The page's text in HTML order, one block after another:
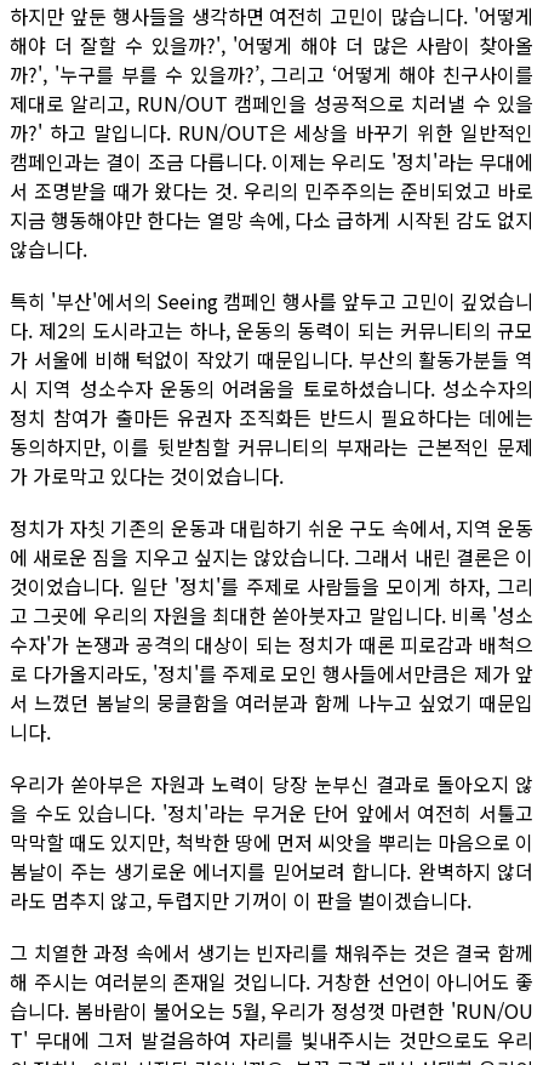
하지만 앞둔 행사들을 생각하면 여전히 고민이 많습니다. '어떻게
해야 더 잘할 수 있을까?', '어떻게 해야 더 많은 사람이 찾아올
까?', '누구를 부를 수 있을까?’, 그리고 ‘어떻게 해야 친구사이를
제대로 알리고, RUN/OUT 캠페인을 성공적으로 치러낼 수 있을
까?' 하고 말입니다. RUN/OUT은 세상을 바꾸기 위한 일반적인
캠페인과는 결이 조금 다릅니다. 이제는 우리도 '정치'라는 무대에
서 조명받을 때가 왔다는 것. 우리의 민주주의는 준비되었고 바로
지금 행동해야만 한다는 열망 속에, 다소 급하게 시작된 감도 없지
않습니다.
특히 '부산'에서의 Seeing 캠페인 행사를 앞두고 고민이 깊었습니
다. 제2의 도시라고는 하나, 운동의 동력이 되는 커뮤니티의 규모
가 서울에 비해 턱없이 작았기 때문입니다. 부산의 활동가분들 역
시 지역 성소수자 운동의 어려움을 토로하셨습니다. 성소수자의
정치 참여가 출마든 유권자 조직화든 반드시 필요하다는 데에는
동의하지만, 이를 뒷받침할 커뮤니티의 부재라는 근본적인 문제
가 가로막고 있다는 것이었습니다.
정치가 자칫 기존의 운동과 대립하기 쉬운 구도 속에서, 지역 운동
에 새로운 짐을 지우고 싶지는 않았습니다. 그래서 내린 결론은 이
것이었습니다. 일단 '정치'를 주제로 사람들을 모이게 하자, 그리
고 그곳에 우리의 자원을 최대한 쏟아붓자고 말입니다. 비록 '성소
수자'가 논쟁과 공격의 대상이 되는 정치가 때론 피로감과 배척으
로 다가올지라도, '정치'를 주제로 모인 행사들에서만큼은 제가 앞
서 느꼈던 봄날의 뭉클함을 여러분과 함께 나누고 싶었기 때문입
니다.
우리가 쏟아부은 자원과 노력이 당장 눈부신 결과로 돌아오지 않
을 수도 있습니다. '정치'라는 무거운 단어 앞에서 여전히 서툴고
막막할 때도 있지만, 척박한 땅에 먼저 씨앗을 뿌리는 마음으로 이
봄날이 주는 생기로운 에너지를 믿어보려 합니다. 완벽하지 않더
라도 멈추지 않고, 두렵지만 기꺼이 이 판을 벌이겠습니다.
그 치열한 과정 속에서 생기는 빈자리를 채워주는 것은 결국 함께
해 주시는 여러분의 존재일 것입니다. 거창한 선언이 아니어도 좋
습니다. 봄바람이 불어오는 5월, 우리가 정성껏 마련한 'RUN/OU
T' 무대에 그저 발걸음하여 자리를 빛내주시는 것만으로도 우리